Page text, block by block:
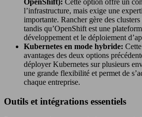
l’infrastructure, mais exige une
importante. Rancher gère des
tandis qu’OpenShift est une
développement et le déploiement
Kubernetes en mode hybride:
avantages des deux options
déployer Kubernetes sur plusieurs
une grande flexibilité et permet de
chaque entreprise.
Outils et intégrations essentiels